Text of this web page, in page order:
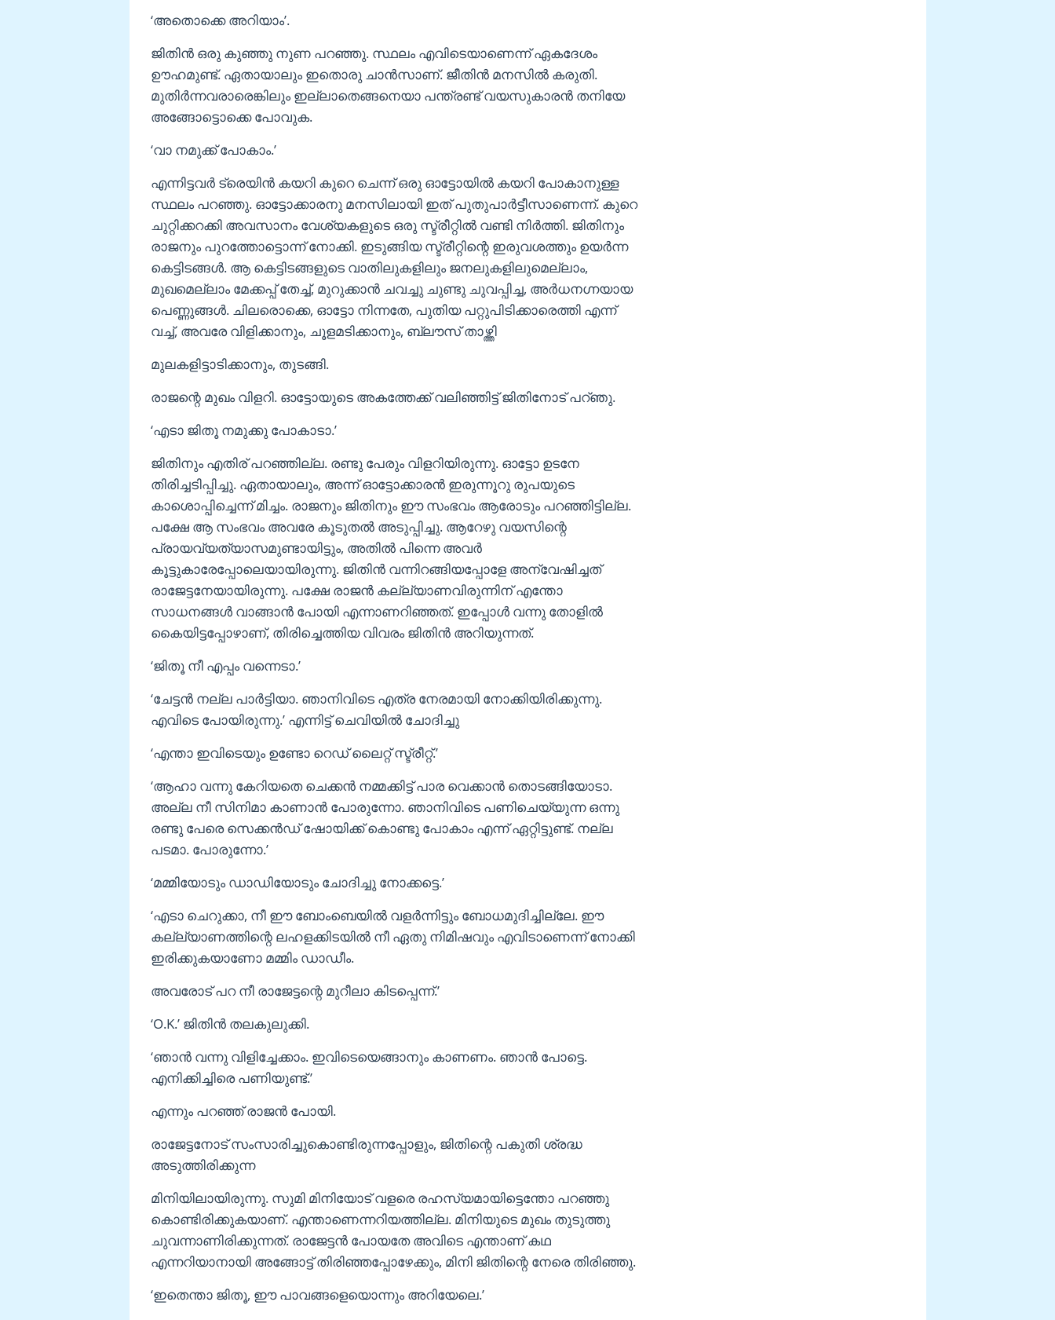
‘അതൊക്കെ അറിയാം’.
ജിതിന്‍ ഒരു കുഞ്ഞു നുണ പറഞ്ഞു. സ്ഥലം എവിടെയാണെന്ന് ഏകദേശം
ഊഹമുണ്ട്. ഏതായാലും ഇതൊരു ചാന്‍സാണ്. ജീതിന്‍ മനസില്‍ കരുതി.
മുതിര്‍ന്നവരാരെങ്കിലും ഇല്ലാതെങ്ങനെയാ പന്ത്രണ്ട് വയസുകാരന്‍ തനിയേ
അങ്ങോട്ടൊക്കെ പോവുക.
‘വാ നമുക്ക് പോകാം.’
എന്നിട്ടവര്‍ ട്രെയിന്‍ കയറി കുറെ ചെന്ന് ഒരു ഓട്ടോയില്‍ കയറി പോകാനുള്ള
സ്ഥലം പറഞ്ഞു. ഓട്ടോക്കാരനു മനസിലായി ഇത് പുതുപാര്‍ട്ടീസാണെന്ന്. കുറെ
ചുറ്റിക്കറക്കി അവസാനം വേശ്യകളുടെ ഒരു സ്ട്രീറ്റില്‍ വണ്ടി നിര്‍ത്തി. ജിതിനും
രാജനും പുറത്തോട്ടൊന്ന് നോക്കി. ഇടുങ്ങിയ സ്ട്രീറ്റിന്റെ ഇരുവശത്തും ഉയര്‍ന്ന
കെട്ടിടങ്ങള്‍. ആ കെട്ടിടങ്ങളുടെ വാതിലുകളിലും ജനലുകളിലുമെല്ലാം,
മുഖമെല്ലാം മേക്കപ്പ് തേച്ച്, മുറുക്കാന്‍ ചവച്ചു ചുണ്ടു ചുവപ്പിച്ച, അര്‍ധനഗ്നയായ
പെണ്ണുങ്ങള്‍. ചിലരൊക്കെ, ഓട്ടോ നിന്നതേ, പുതിയ പറ്റുപിടിക്കാരെത്തി എന്ന്
വച്ച്, അവരേ വിളിക്കാനും, ചൂളമടിക്കാനും, ബ്ലൗസ് താഴ്ത്തി
മുലകളിട്ടാടിക്കാനും, തുടങ്ങി.
രാജന്റെ മുഖം വിളറി. ഓട്ടോയുടെ അകത്തേക്ക് വലിഞ്ഞിട്ട് ജിതിനോട് പറ്ഞു.
‘എടാ ജിതൂ നമുക്കു പോകാടാ.’
ജിതിനും എതിര് പറഞ്ഞില്ല. രണ്ടു പേരും വിളറിയിരുന്നു. ഓട്ടോ ഉടനേ
തിരിച്ചടിപ്പിച്ചു. ഏതായാലും, അന്ന് ഓട്ടോക്കാരന്‍ ഇരുന്നൂറു രുപയുടെ
കാശൊപ്പിച്ചെന്ന് മിച്ചം. രാജനും ജിതിനും ഈ സംഭവം ആരോടും പറഞ്ഞിട്ടില്ല.
പക്ഷേ ആ സംഭവം അവരേ കൂടുതല്‍ അടുപ്പിച്ചു. ആറേഴു വയസിന്റെ
പ്രായവ്യത്യാസമുണ്ടായിട്ടും, അതില്‍ പിന്നെ അവര്‍
കൂട്ടുകാരേപ്പോലെയായിരുന്നു. ജിതിന്‍ വന്നിറങ്ങിയപ്പോളേ അന്വേഷിച്ചത്
രാജേട്ടനേയായിരുന്നു. പക്ഷേ രാജന്‍ കല്ല്യാണവിരുന്നിന് എന്തോ
സാധനങ്ങള്‍ വാങ്ങാന്‍ പോയി എന്നാണറിഞ്ഞത്. ഇപ്പോള്‍ വന്നു തോളില്‍
കൈയിട്ടപ്പോഴാണ്, തിരിച്ചെത്തിയ വിവരം ജിതിന്‍ അറിയുന്നത്.
‘ജിതൂ നീ എപ്പം വന്നെടാ.’
‘ചേട്ടന്‍ നല്ല പാര്‍ട്ടിയാ. ഞാനിവിടെ എത്ര നേരമായി നോക്കിയിരിക്കുന്നു.
എവിടെ പോയിരുന്നു.’ എന്നിട്ട് ചെവിയില്‍ ചോദിച്ചു
‘എന്താ ഇവിടെയും ഉണ്ടോ റെഡ് ലൈറ്റ് സ്ട്രീറ്റ്.’
‘ആഹാ വന്നു കേറിയതെ ചെക്കന്‍ നമ്മക്കിട്ട് പാര വെക്കാന്‍ തൊടങ്ങിയോടാ.
അല്ല നീ സിനിമാ കാണാന്‍ പോരുന്നോ. ഞാനിവിടെ പണിചെയ്യുന്ന ഒന്നു
രണ്ടു പേരെ സെക്കന്‍ഡ് ഷോയിക്ക് കൊണ്ടു പോകാം എന്ന് ഏറ്റിട്ടുണ്ട്. നല്ല
പടമാ. പോരുന്നോ.’
‘മമ്മിയോടും ഡാഡിയോടും ചോദിച്ചു നോക്കട്ടെ.’
‘എടാ ചെറുക്കാ, നീ ഈ ബോംബെയില്‍ വളര്‍ന്നിട്ടും ബോധമുദിച്ചില്ലേ. ഈ
കല്ല്യാണത്തിന്റെ ലഹളക്കിടയില്‍ നീ ഏതു നിമിഷവും എവിടാണെന്ന് നോക്കി
ഇരിക്കുകയാണോ മമ്മിം ഡാഡീം.
അവരോട് പറ നീ രാജേട്ടന്റെ മുറീലാ കിടപ്പെന്ന്.’
‘O.K.’ ജിതിന്‍ തലകുലുക്കി.
‘ഞാന്‍ വന്നു വിളിച്ചേക്കാം. ഇവിടെയെങ്ങാനും കാണണം. ഞാന്‍ പോട്ടെ.
എനിക്കിച്ചിരെ പണിയുണ്ട്.’
എന്നും പറഞ്ഞ് രാജന്‍ പോയി.
രാജേട്ടനോട് സംസാരിച്ചുകൊണ്ടിരുന്നപ്പോളും, ജിതിന്റെ പകുതി ശ്രദ്ധ
അടുത്തിരിക്കുന്ന
മിനിയിലായിരുന്നു. സുമി മിനിയോട് വളരെ രഹസ്യമായിട്ടെന്തോ പറഞ്ഞു
കൊണ്ടിരിക്കുകയാണ്. എന്താണെന്നറിയത്തില്ല. മിനിയുടെ മുഖം തുടുത്തു
ചുവന്നാണിരിക്കുന്നത്. രാജേട്ടന്‍ പോയതേ അവിടെ എന്താണ് കഥ
എന്നറിയാനായി അങ്ങോട്ട് തിരിഞ്ഞപ്പോഴേക്കും, മിനി ജിതിന്റെ നേരെ തിരിഞ്ഞു.
‘ഇതെന്താ ജിതൂ, ഈ പാവങ്ങളെയൊന്നും അറിയേലെ.’